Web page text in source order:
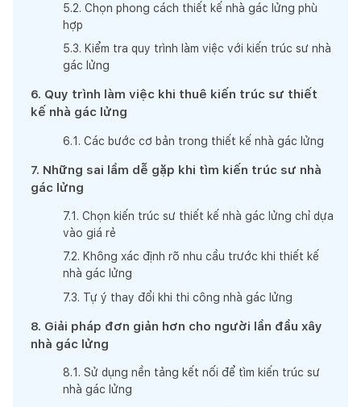
5.2. Chọn phong cách thiết kế nhà gác lửng phù
hợp
5.3. Kiểm tra quy trình làm việc với kiến trúc sư nhà
gác lửng
6. Quy trình làm việc khi thuê kiến trúc sư thiết
kế nhà gác lửng
6.1 . Các bước cơ bản trong thiết kế nhà gác lửng
7. Những sai lầm dễ gặp khi tìm kiến trúc sư nhà
gác lửng
7.1 . Chọn kiến trúc sư thiết kế nhà gác lửng chỉ dựa
vào giá rẻ
7.2. Không xác định rõ nhu cầu trước khi thiết kế
nhà gác lửng
7.3. Tự ý thay đổi khi thi công nhà gác lửng
8. Giải pháp đơn giản hơn cho người lần đầu xây
nhà gác lửng
8.1 . Sử dụng nền tảng kết nối để tìm kiến trúc sư
nhà gác lửng